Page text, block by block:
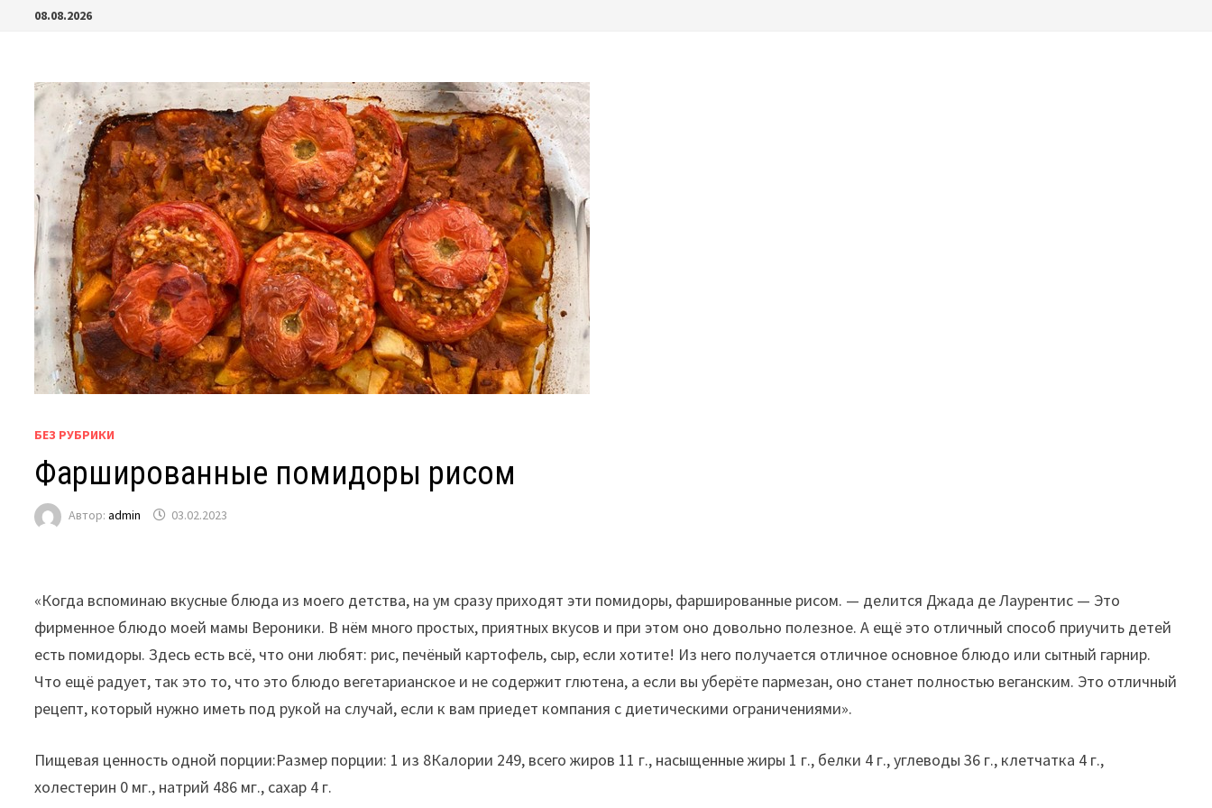
Перейти08.08.2026
БЕЗ РУБРИКИ
Фаршированные помидоры рисом
Автор:admin 03.02.2023
«Когда вспоминаю вкусные блюда из моего детства, на ум сразу приходят эти помидоры, фаршированные рисом. — делится Джада де Лаурентис — Это
фирменное блюдо моей мамы Вероники. В нём много простых, приятных вкусов и при этом оно довольно полезное. А ещё это отличный способ приучить детей
есть помидоры. Здесь есть всё, что они любят: рис, печёный картофель, сыр, если хотите! Из него получается отличное основное блюдо или сытный гарнир.
Что ещё радует, так это то, что это блюдо вегетарианское и не содержит глютена, а если вы уберёте пармезан, оно станет полностью веганским. Это отличный
рецепт, который нужно иметь под рукой на случай, если к вам приедет компания с диетическими ограничениями».
Пищевая ценность одной порции:Размер порции: 1 из 8Калории 249, всего жиров 11 г., насыщенные жиры 1 г., белки 4 г., углеводы 36 г., клетчатка 4 г.,
холестерин 0 мг., натрий 486 мг., сахар 4 г.